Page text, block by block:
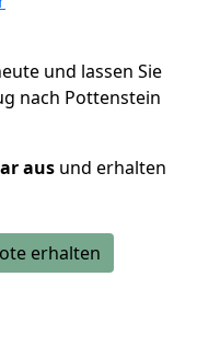
und lassen Sie
nach Pottenstein
aus und erhalten
erhalten